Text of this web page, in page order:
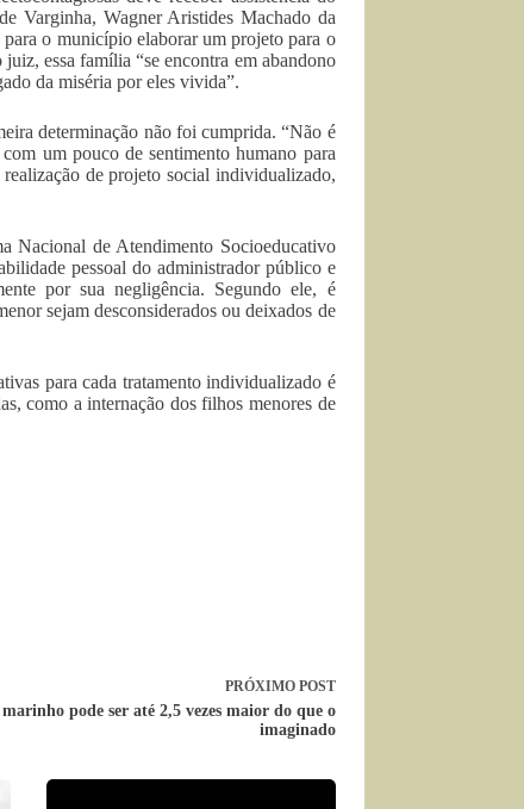
Varginha, Wagner Aristides Machado da
o município elaborar um projeto para o
essa família “se encontra em abandono
da miséria por eles vivida”.
determinação não foi cumprida. “Não é
um pouco de sentimento humano para
de projeto social individualizado,
Nacional de Atendimento Socioeducativo
pessoal do administrador público e
por sua negligência. Segundo ele, é
sejam desconsiderados ou deixados de
para cada tratamento individualizado é
como a internação dos filhos menores de
PRÓXIMO POST
pode ser até 2,5 vezes maior do que o
imaginado